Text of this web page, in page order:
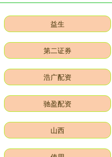
益生
第二证券
浩广配资
驰盈配资
山西